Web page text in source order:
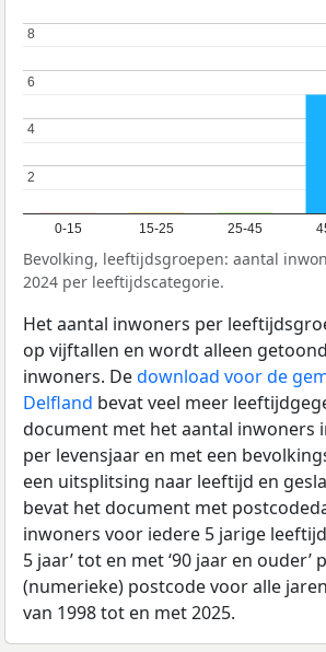
0-15 15-25 25-45
2
2
4
4
6
6
8
8
Bevolking, leeftijdsgroepen: aantal
2024 per leeftijdscategorie.
Het aantal inwoners per
op vijftallen en wordt alleen
inwoners. Dedownload voor de
Delfland bevat veel meer
document met het aantal inwoners
per levensjaar en met een
een uitsplitsing naar leeftijd en
bevat het document met
inwoners voor iedere 5 jarige
5 jaar’ tot en met ‘90 jaar en
(numerieke) postcode voor alle
van 1998 tot en met 2025.